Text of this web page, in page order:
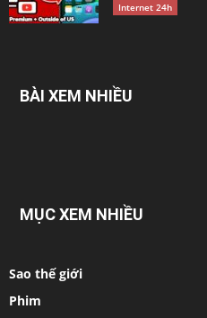
Internet 24h
BÀI XEM NHIỀU
MỤC XEM NHIỀU
Sao thế giới
Phim